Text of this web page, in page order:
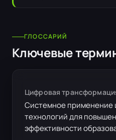
ГЛОССАРИЙ
Ключевые
Цифровая
Системное применение
технологий для
эффективности